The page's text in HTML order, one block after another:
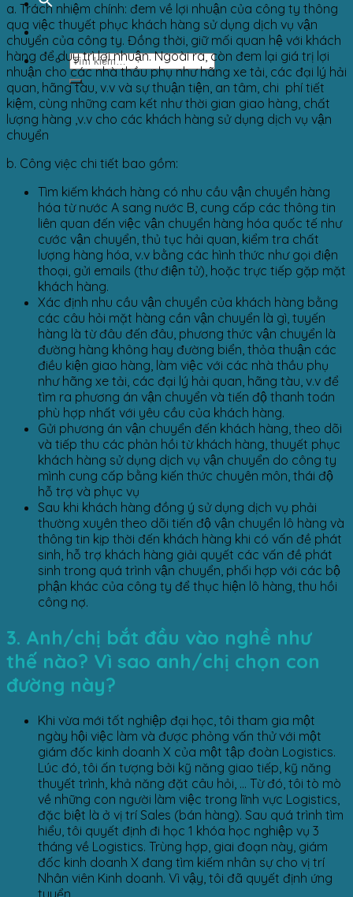
a. Trách nhiệm chính: đem về lợi nhuận của công ty thông
qua việc thuyết phục khách hàng sử dụng dịch vụ vận
chuyển của công ty. Đồng thời, giữ mối quan hệ với khách
hàng để duy trì lợi nhuận. Ngoài ra, còn đem lại giá trị lợi
nhuận cho các nhà thầu phụ như hãng xe tải, các đại lý hải
quan, hãng tàu, v.v và sự thuận tiện, an tâm, chi phí tiết
kiệm, cùng những cam kết như thời gian giao hàng, chất
lượng hàng ,v.v cho các khách hàng sử dụng dịch vụ vận
chuyển
b. Công việc chi tiết bao gồm:
Tìm kiếm khách hàng có nhu cầu vận chuyển hàng
hóa từ nước A sang nước B, cung cấp các thông tin
liên quan đến việc vận chuyển hàng hóa quốc tế như
cước vận chuyển, thủ tục hải quan, kiểm tra chất
lượng hàng hóa, v.v bằng các hình thức như gọi điện
thoại, gửi emails (thư điện tử), hoặc trực tiếp gặp mặt
khách hàng.
Xác định nhu cầu vận chuyển của khách hàng bằng
các câu hỏi mặt hàng cần vận chuyển là gì, tuyến
hàng là từ đâu đến đâu, phương thức vận chuyển là
đường hàng không hay đường biển, thỏa thuận các
điều kiện giao hàng, làm việc với các nhà thầu phụ
như hãng xe tải, các đại lý hải quan, hãng tàu, v.v để
tìm ra phương án vận chuyển và tiến độ thanh toán
phù hợp nhất với yêu cầu của khách hàng.
Gửi phương án vận chuyển đến khách hàng, theo dõi
và tiếp thu các phản hồi từ khách hàng, thuyết phục
khách hàng sử dụng dịch vụ vận chuyển do công ty
mình cung cấp bằng kiến thức chuyên môn, thái độ
hỗ trợ và phục vụ
Sau khi khách hàng đồng ý sử dụng dịch vụ phải
thường xuyên theo dõi tiến độ vận chuyển lô hàng và
thông tin kịp thời đến khách hàng khi có vấn đề phát
sinh, hỗ trợ khách hàng giải quyết các vấn đề phát
sinh trong quá trình vận chuyển, phối hợp với các bộ
phận khác của công ty để thục hiện lô hàng, thu hồi
công nợ.
3. Anh/chị bắt đầu vào nghề như
thế nào? Vì sao anh/chị chọn con
đường này?
Khi vừa mới tốt nghiệp đại học, tôi tham gia một
ngày hội việc làm và được phỏng vấn thử với một
giám đốc kinh doanh X của một tập đoàn Logistics.
Lúc đó, tôi ấn tượng bởi kỹ năng giao tiếp, kỹ năng
thuyết trình, khả năng đặt câu hỏi, … Từ đó, tôi tò mò
về những con người làm việc trong lĩnh vực Logistics,
đặc biệt là ở vị trí Sales (bán hàng). Sau quá trình tìm
hiểu, tôi quyết định đi học 1 khóa học nghiệp vụ 3
tháng về Logistics. Trùng hợp, giai đoạn này, giám
đốc kinh doanh X đang tìm kiếm nhân sự cho vị trí
Nhân viên Kinh doanh. Vì vậy, tôi đã quyết định ứng